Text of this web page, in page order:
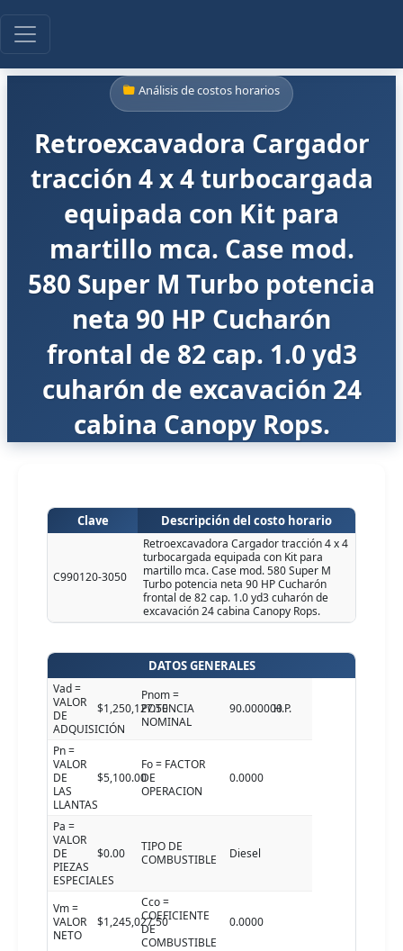
Análisis de costos horarios
Retroexcavadora Cargador
tracción 4 x 4 turbocargada
equipada con Kit para
martillo mca. Case mod.
580 Super M Turbo potencia
neta 90 HP Cucharón
frontal de 82 cap. 1.0 yd3
cuharón de excavación 24
cabina Canopy Rops.
Clave Descripción del costo horario
C990120-3050
Retroexcavadora Cargador tracción 4 x 4
turbocargada equipada con Kit para
martillo mca. Case mod. 580 Super M
Turbo potencia neta 90 HP Cucharón
frontal de 82 cap. 1.0 yd3 cuharón de
excavación 24 cabina Canopy Rops.
DATOS GENERALES
Vad =
VALOR
DE
ADQUISICIÓN
$1,250,127.50
Pnom =
POTENCIA
NOMINAL
90.000000H.P.
Pn =
VALOR
DE
LAS
LLANTAS
$5,100.00
Fo = FACTOR
DE
OPERACION
0.0000
Pa =
VALOR
DE
PIEZAS
ESPECIALES
$0.00
TIPO DE
COMBUSTIBLE
Diesel
Vm =
VALOR
NETO
$1,245,027.50
Cco =
COEFICIENTE
DE
COMBUSTIBLE
0.0000